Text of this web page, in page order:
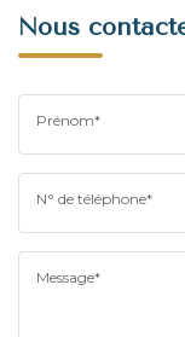
Nous
Prénom*
N° de téléphone*
Message*